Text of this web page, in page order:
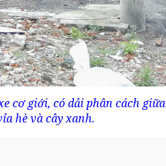
cơ giới, có dải phân cách giữa
hè và cây xanh.